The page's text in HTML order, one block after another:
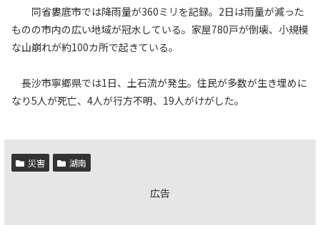
同省婁底市では降雨量が360ミリを記録。2日は雨量が減った
ものの市内の広い地域が冠水している。家屋780戸が倒壊、小規模
な山崩れが約100カ所で起きている。
長沙市寧郷県では1日、土石流が発生。住民が多数が生き埋めに
なり5人が死亡、4人が行方不明、19人がけがした。
災害 湖南
広告